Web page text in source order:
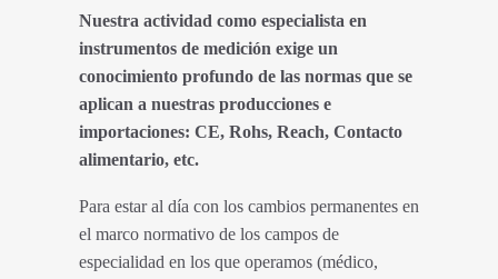
Nuestra actividad como especialista en
instrumentos de medición exige un
conocimiento profundo de las normas que se
aplican a nuestras producciones e
importaciones: CE, Rohs, Reach, Contacto
alimentario, etc.
Para estar al día con los cambios permanentes en
el marco normativo de los campos de
especialidad en los que operamos (médico,